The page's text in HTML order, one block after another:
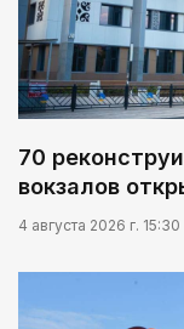
70
вокзалов
4 августа 2026 г. 15:30